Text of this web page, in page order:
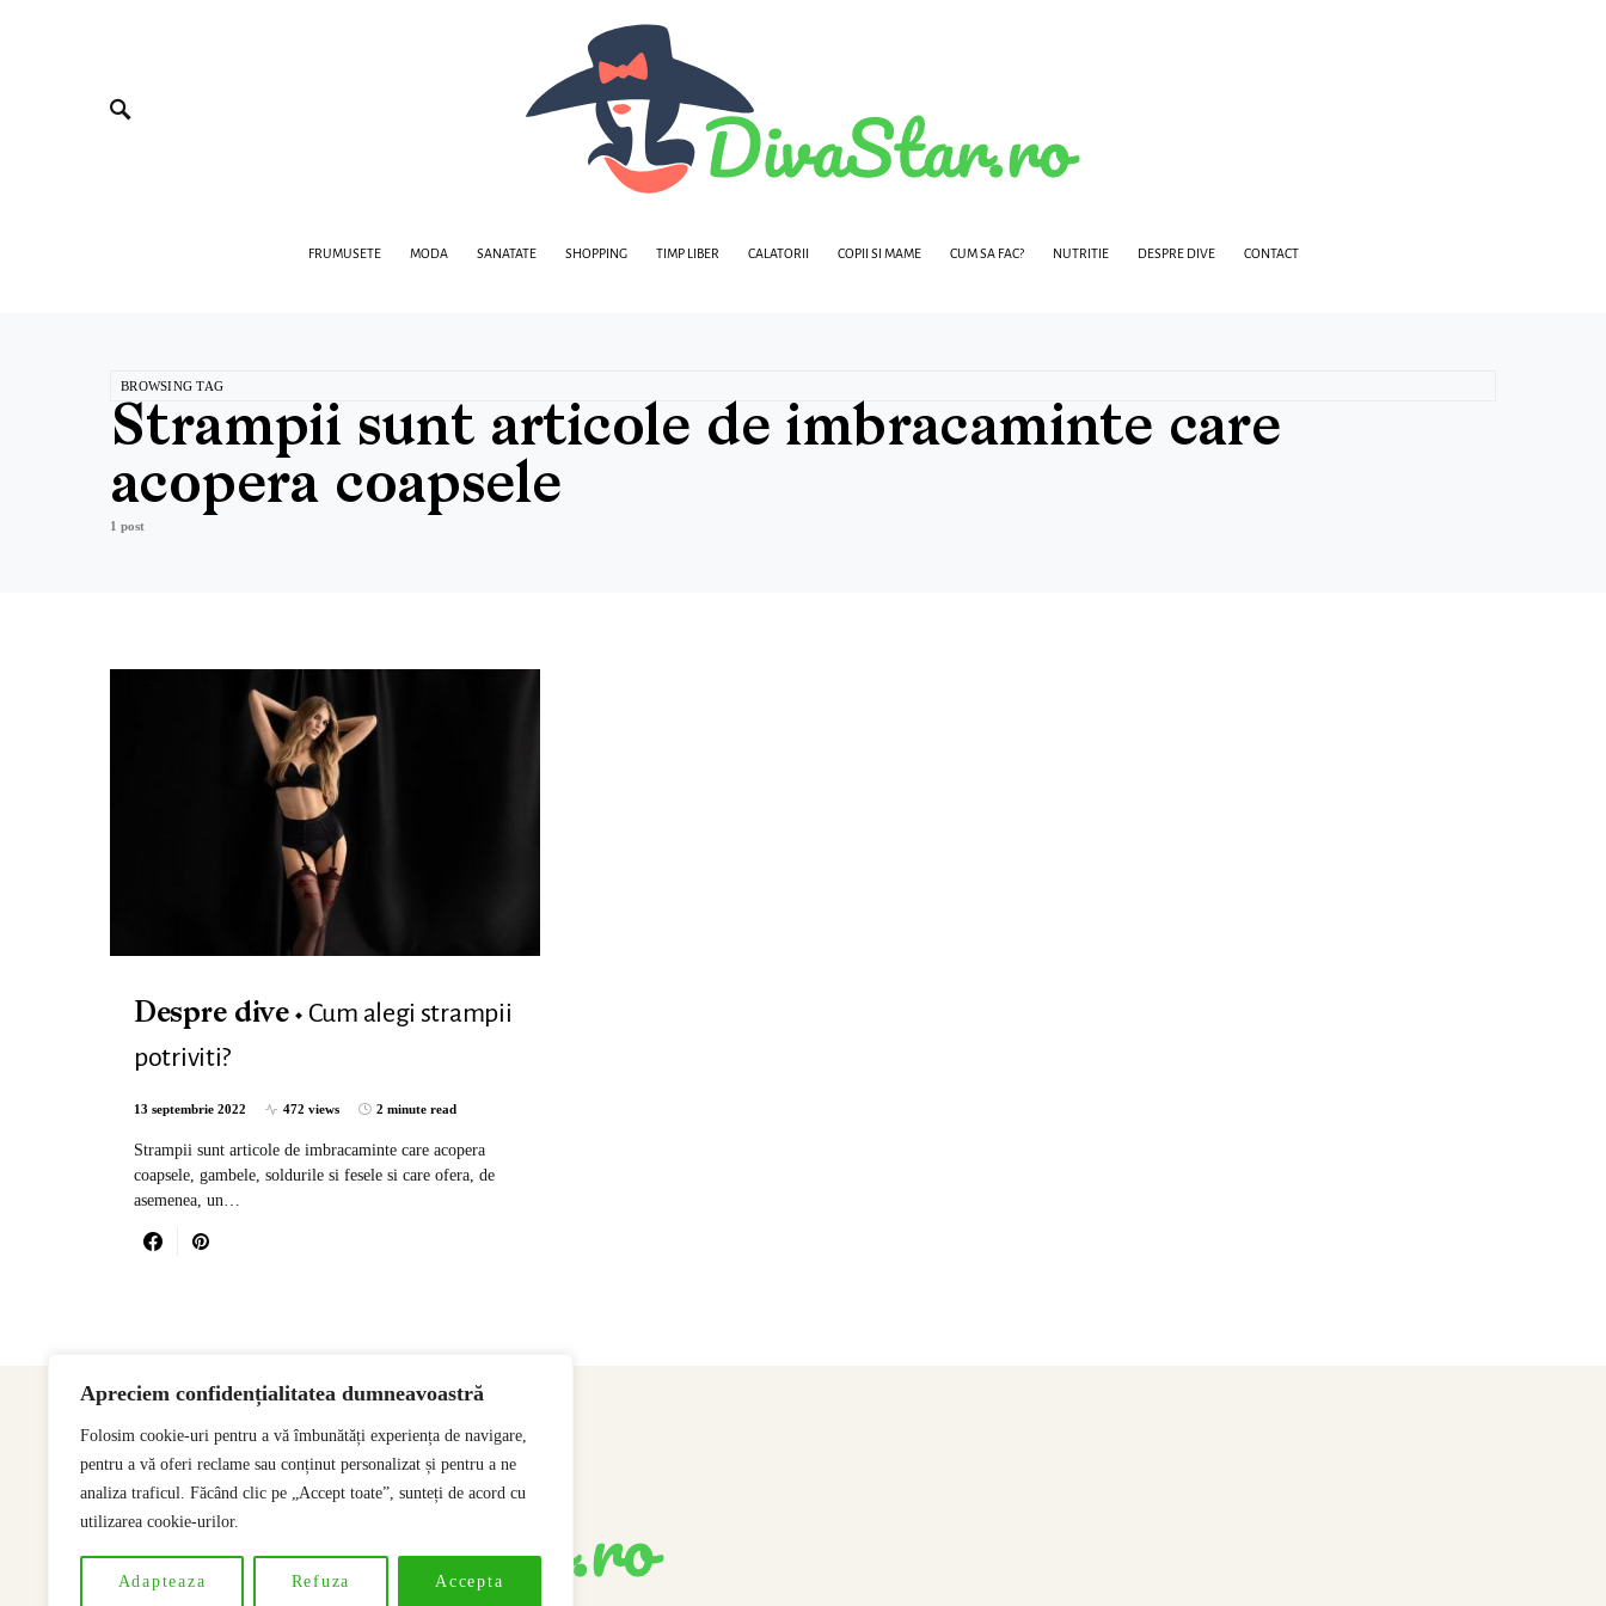
Apreciem confidențialitatea dumneavoastră
Folosim cookie-uri pentru a vă îmbunătăți experiența de navigare,
pentru a vă oferi reclame sau conținut personalizat și pentru a ne
analiza traficul. Făcând clic pe „Accept toate”, sunteți de acord cu
utilizarea cookie-urilor.
Adapteaza Refuza Accepta
FRUMUSETE MODA SANATATE SHOPPING TIMP LIBER CALATORII COPII SI MAME CUM SA FAC? NUTRITIE DESPRE DIVE CONTACT
BROWSING TAG
Strampii sunt articole de imbracaminte care
acopera coapsele
1 post
Despre dive
Cum alegi strampii
potriviti?
13 septembrie 2022 472 views 2 minute read
Strampii sunt articole de imbracaminte care acopera
coapsele, gambele, soldurile si fesele si care ofera, de
asemenea, un…